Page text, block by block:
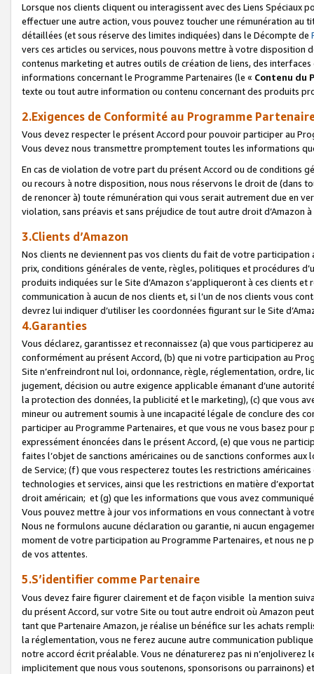
Lorsque nos clients cliquent ou interagissent avec des Liens Spéciaux
effectuer une autre action, vous pouvez toucher une rémunération
détaillées (et sous réserve des limites indiquées) dans le Décompte de
vers ces articles ou services, nous pouvons mettre à votre disposition
contenus marketing et autres outils de création de liens, des
informations concernant le Programme Partenaires (le « Contenu du
texte ou tout autre information ou contenu concernant des produits
2.Exigences de Conformité au Programme
Vous devez respecter le présent Accord pour pouvoir participer au
Vous devez nous transmettre promptement toutes les informations
En cas de violation de votre part du présent Accord ou de conditions
ou recours à notre disposition, nous nous réservons le droit de (dans
de renoncer à) toute rémunération qui vous serait autrement due en
violation, sans préavis et sans préjudice de tout autre droit
3.Clients d’Amazon
Nos clients ne deviennent pas vos clients du fait de votre
prix, conditions générales de vente, règles, politiques et procédures
produits indiquées sur le Site d’Amazon s’appliqueront à ces clients
communication à aucun de nos clients et, si l’un de nos clients vous
devrez lui indiquer d’utiliser les coordonnées figurant sur le Site
4.Garanties
Vous déclarez, garantissez et reconnaissez (a) que vous participerez
conformément au présent Accord, (b) que ni votre participation au
Site n’enfreindront nul loi, ordonnance, règle, réglementation, ordre,
jugement, décision ou autre exigence applicable émanant d’une
la protection des données, la publicité et le marketing), (c) que vous
mineur ou autrement soumis à une incapacité légale de conclure des
participer au Programme Partenaires, et que vous ne vous basez
expressément énoncées dans le présent Accord, (e) que vous ne
faites l’objet de sanctions américaines ou de sanctions conformes
de Service; (f) que vous respecterez toutes les restrictions
technologies et services, ainsi que les restrictions en matière
droit américain; et (g) que les informations que vous avez
Vous pouvez mettre à jour vos informations en vous connectant à
Nous ne formulons aucune déclaration ou garantie, ni aucun
moment de votre participation au Programme Partenaires, et nous
de vos attentes.
5.S’identifier comme Partenaire
Vous devez faire figurer clairement et de façon visible la mention
du présent Accord, sur votre Site ou tout autre endroit où Amazon
tant que Partenaire Amazon, je réalise un bénéfice sur les achats
la réglementation, vous ne ferez aucune autre communication
notre accord écrit préalable. Vous ne dénaturerez pas ni
implicitement que nous vous soutenons, sponsorisons ou parrainons)